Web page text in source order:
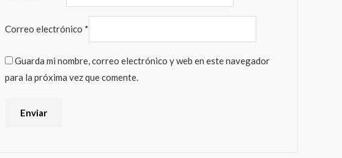
Correo electrónico *
Guarda mi nombre, correo electrónico y web en este navegador
para la próxima vez que comente.